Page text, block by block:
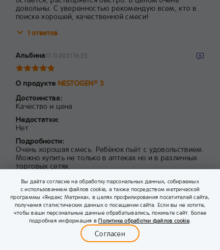
Бейбимания Каталог
0
довольны. С уверенностью рекомендую всем, кто в
поиске хорошей, качественной смеси!
1 ответов
Альбина17-11-2021 16:23
О продукте NESTOGEN®3
Достоинства:
Качество и цена
Недостатки:
Нет
Подробности:
Очень хорошая смесь. Ребёнок пьёт с удовольствием.
Можно купить не только в аптеках но и в различных
торговых сетях.
125 ... 4 3 2 1
Поля, обязательные для заполнения
Вы даёте согласие на обработку персональных данных, собираемых
с использованием файлов cookie, а также посредством метрической
программы «Яндекс Метрика», в целях профилирования посетителей сайта,
получения статистических данных о посещении сайта. Если вы не хотите,
чтобы ваши персональные данные обрабатывались, покиньте сайт. Более
подробная информация вПолитике обработки файлов cookie.
Согласен